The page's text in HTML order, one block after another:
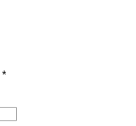
*Obligatoriskt